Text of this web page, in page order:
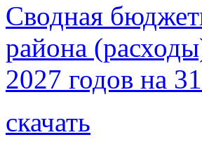
Сводная
района
2027 годов на
скачать